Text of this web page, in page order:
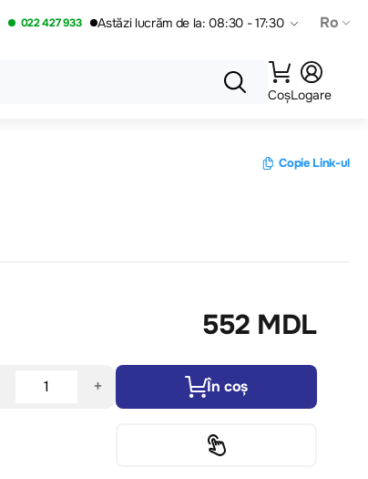
022 427 933 Astăzi lucrăm de la: 08:30 - 17:30 Ro
CoșLogare
Copie Link-ul
552 MDL
+ În coș